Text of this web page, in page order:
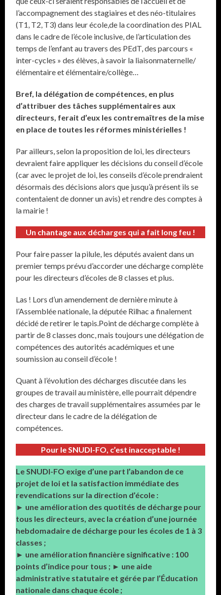
l’accompagnement des stagiaires et des néo-titulaires
(T1, T2, T3) dans leur école,de la coordination des PIAL
dans le cadre de l’école inclusive, de l’articulation des
temps de l’enfant au travers des PEdT, des parcours «
inter-cycles » des élèves, à savoir la liaisonmaternelle/
élémentaire et élémentaire/collège…
Bref, la délégation de compétences, en plus
d’attribuer des tâches supplémentaires aux
directeurs, ferait d’eux les contremaîtres de la mise
en place de toutes les réformes ministérielles !
Par ailleurs, selon la proposition de loi, les directeurs
devraient faire appliquer les décisions du conseil d’école
(car avec le projet de loi, les conseils d’école prendraient
désormais des décisions alors que jusqu’à présent ils se
contentaient de donner un avis) et rendre des comptes à
la mairie !
Un chantage aux décharges qui a fait long feu !
Pour faire passer la pilule, les députés avaient dans un
premier temps prévu d’accorder une décharge complète
pour les directeurs d’écoles de 8 classes et plus.
Las ! Lors d’un amendement de dernière minute à
l’Assemblée nationale, la députée Rilhac a finalement
décidé de retirer le tapis.Point de décharge complète à
partir de 8 classes donc, mais toujours une délégation de
compétences des autorités académiques et une
soumission au conseil d’école !
Quant à l’évolution des décharges discutée dans les
groupes de travail au ministère, elle pourrait dépendre
des charges de travail supplémentaires assumées par le
directeur dans le cadre de la délégation de
compétences.
Pour le SNUDI-FO, c’est inacceptable !
Le SNUDI-FO exige d’une part l’abandon de ce
projet de loi et la satisfaction immédiate des
revendications sur la direction d’école :
► une amélioration des quotités de décharge pour
tous les directeurs, avec la création d’une journée
hebdomadaire de décharge pour les écoles de 1 à 3
classes ;
► une amélioration financière significative : 100
points d’indice pour tous ; ► une aide
administrative statutaire et gérée par l’Éducation
nationale dans chaque école ;